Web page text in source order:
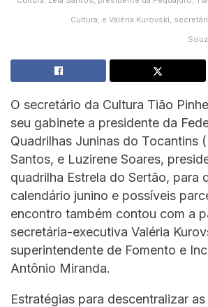
Cultura; e Valéria Kurovski,
O secretário da Cultura Tião
seu gabinete a presidente da
Quadrilhas Juninas do Tocantins
Santos, e Luzirene Soares,
quadrilha Estrela do Sertão, para
calendário junino e possíveis
encontro também contou com a
secretária-executiva Valéria
superintendente de Fomento e
Antônio Miranda.
Estratégias para descentralizar